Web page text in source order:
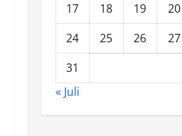
17
18 19 20
24
25 26 27
31
« Juli